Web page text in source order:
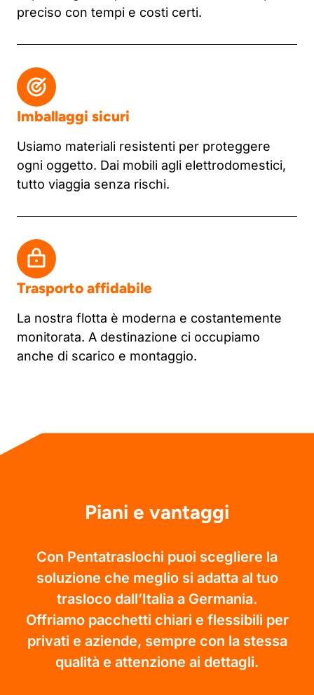
preciso con tempi e costi certi.
Imballaggi sicuri
Usiamo materiali resistenti per proteggere
ogni oggetto. Dai mobili agli elettrodomestici,
tutto viaggia senza rischi.
Trasporto affidabile
La nostra flotta è moderna e costantemente
monitorata. A destinazione ci occupiamo
anche di scarico e montaggio.
Piani e vantaggi
Con Pentatraslochi puoi scegliere la
soluzione che meglio si adatta al tuo
trasloco dall’Italia a Germania.
Offriamo pacchetti chiari e flessibili per
privati e aziende, sempre con la stessa
qualità e attenzione ai dettagli.